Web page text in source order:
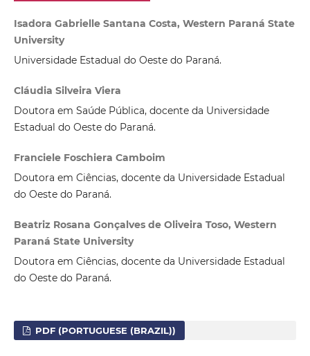
Isadora Gabrielle Santana Costa, Western Paraná State
University
Universidade Estadual do Oeste do Paraná.
Cláudia Silveira Viera
Doutora em Saúde Pública, docente da Universidade
Estadual do Oeste do Paraná.
Franciele Foschiera Camboim
Doutora em Ciências, docente da Universidade Estadual
do Oeste do Paraná.
Beatriz Rosana Gonçalves de Oliveira Toso, Western
Paraná State University
Doutora em Ciências, docente da Universidade Estadual
do Oeste do Paraná.
PDF (PORTUGUESE (BRAZIL))